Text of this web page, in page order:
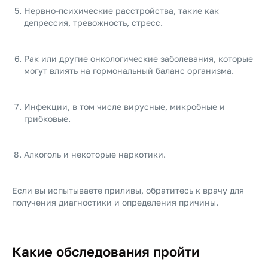
Нервно-психические расстройства, такие как
депрессия, тревожность, стресс.
Рак или другие онкологические заболевания, которые
могут влиять на гормональный баланс организма.
Инфекции, в том числе вирусные, микробные и
грибковые.
Алкоголь и некоторые наркотики.
Если вы испытываете приливы, обратитесь к врачу для
получения диагностики и определения причины.
Какие обследования пройти